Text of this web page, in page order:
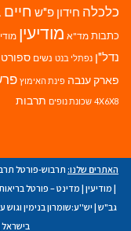
כלכלה חידון פ"ש
כתבות מד"א מודיעין
נדל"ן נפתלי בנט נשים ספורט
פארק ענבה פינת האימוץ
4X6X8 שכונת נופים תרבות
האתרים שלנו: תרבוש-פורטל
| מודיעין |מדינט – פורטל
גב"ש | יש''ע:שומרון בנימין וגוש
בישראל